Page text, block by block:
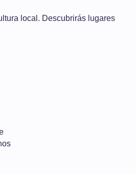
local. Descubrirás lugares